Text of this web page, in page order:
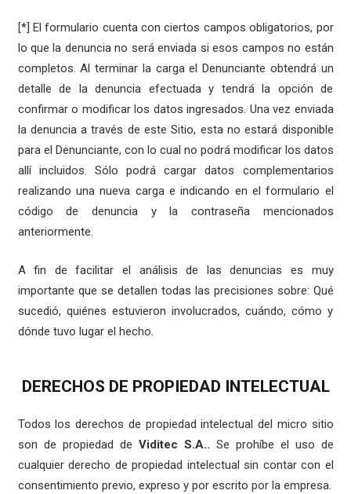
[*] El formulario cuenta con ciertos campos obligatorios, por
lo que la denuncia no será enviada si esos campos no están
completos. Al terminar la carga el Denunciante obtendrá un
detalle de la denuncia efectuada y tendrá la opción de
confirmar o modificar los datos ingresados. Una vez enviada
la denuncia a través de este Sitio, esta no estará disponible
para el Denunciante, con lo cual no podrá modificar los datos
allí incluidos. Sólo podrá cargar datos complementarios
realizando una nueva carga e indicando en el formulario el
código de denuncia y la contraseña mencionados
anteriormente.
A fin de facilitar el análisis de las denuncias es muy
importante que se detallen todas las precisiones sobre: Qué
sucedió, quiénes estuvieron involucrados, cuándo, cómo y
dónde tuvo lugar el hecho.
DERECHOS DE PROPIEDAD INTELECTUAL
Todos los derechos de propiedad intelectual del micro sitio
son de propiedad de Viditec S.A.. Se prohíbe el uso de
cualquier derecho de propiedad intelectual sin contar con el
consentimiento previo, expreso y por escrito por la empresa.